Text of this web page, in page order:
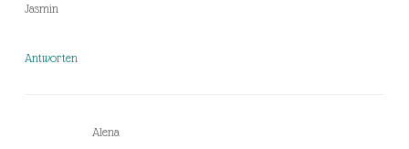
Jasmin
Antworten
Alena